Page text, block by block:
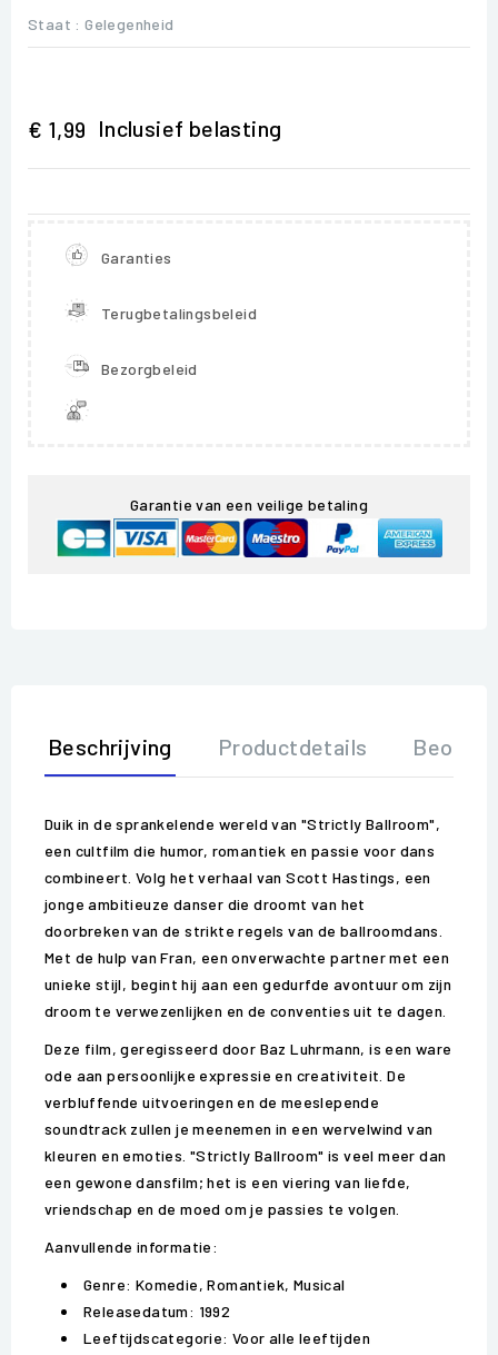
Staat : Gelegenheid
€ 1,99 Inclusief belasting
Garanties
Terugbetalingsbeleid
Bezorgbeleid
Garantie van een veilige betaling
Beschrijving Productdetails
Duik in de sprankelende wereld van "Strictly Ballroom",
een cultfilm die humor, romantiek en passie voor dans
combineert. Volg het verhaal van Scott Hastings, een
jonge ambitieuze danser die droomt van het
doorbreken van de strikte regels van de ballroomdans.
Met de hulp van Fran, een onverwachte partner met een
unieke stijl, begint hij aan een gedurfde avontuur om zijn
droom te verwezenlijken en de conventies uit te dagen.
Deze film, geregisseerd door Baz Luhrmann, is een ware
ode aan persoonlijke expressie en creativiteit. De
verbluffende uitvoeringen en de meeslepende
soundtrack zullen je meenemen in een wervelwind van
kleuren en emoties. "Strictly Ballroom" is veel meer dan
een gewone dansfilm; het is een viering van liefde,
vriendschap en de moed om je passies te volgen.
Aanvullende informatie:
Genre: Komedie, Romantiek, Musical
Releasedatum: 1992
Leeftijdscategorie: Voor alle leeftijden